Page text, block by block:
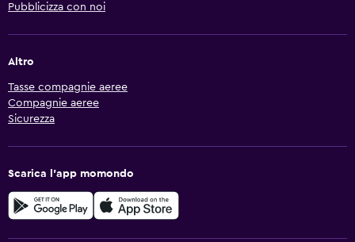
Pubblicizza con noi
Altro
Tasse compagnie aeree
Compagnie aeree
Sicurezza
Scarica l'app momondo